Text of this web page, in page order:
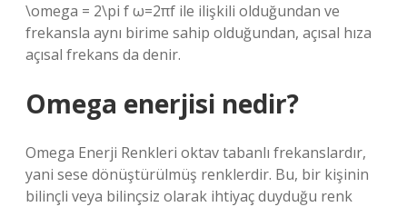
\omega = 2\pi f ω=2πf ile ilişkili olduğundan ve
frekansla aynı birime sahip olduğundan, açısal hıza
açısal frekans da denir.
Omega enerjisi nedir?
Omega Enerji Renkleri oktav tabanlı frekanslardır,
yani sese dönüştürülmüş renklerdir. Bu, bir kişinin
bilinçli veya bilinçsiz olarak ihtiyaç duyduğu renk